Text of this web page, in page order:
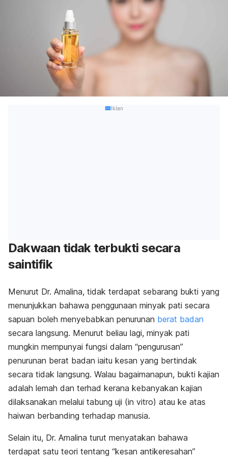
Iklan
Dakwaan tidak terbukti secara
saintifik
Menurut Dr. Amalina, tidak terdapat sebarang bukti yang
menunjukkan bahawa penggunaan minyak pati secara
sapuan boleh menyebabkan penurunan berat badan
secara langsung. Menurut beliau lagi, minyak pati
mungkin mempunyai fungsi dalam “pengurusan”
penurunan berat badan iaitu kesan yang bertindak
secara tidak langsung. Walau bagaimanapun, bukti kajian
adalah lemah dan terhad kerana kebanyakan kajian
dilaksanakan melalui tabung uji (in vitro) atau ke atas
haiwan berbanding terhadap manusia.
Selain itu, Dr. Amalina turut menyatakan bahawa
terdapat satu teori tentang “kesan antikeresahan”